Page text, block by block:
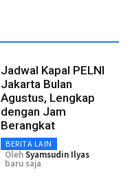
Jadwal Kapal PELNI
Jakarta Bulan
Agustus, Lengkap
dengan Jam
Berangkat
BERITA LAIN
OlehSyamsudin Ilyas
baru saja